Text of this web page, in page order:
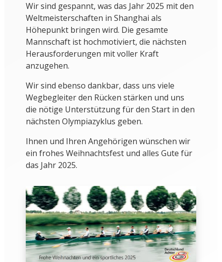
Wir sind gespannt, was das Jahr 2025 mit den
Weltmeisterschaften in Shanghai als
Höhepunkt bringen wird. Die gesamte
Mannschaft ist hochmotiviert, die nächsten
Herausforderungen mit voller Kraft
anzugehen.
Wir sind ebenso dankbar, dass uns viele
Wegbegleiter den Rücken stärken und uns
die nötige Unterstützung für den Start in den
nächsten Olympiazyklus geben.
Ihnen und Ihren Angehörigen wünschen wir
ein frohes Weihnachtsfest und alles Gute für
das Jahr 2025.